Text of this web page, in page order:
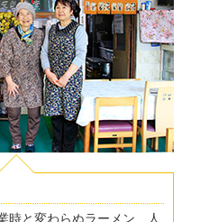
時と変わらぬラーメン、人